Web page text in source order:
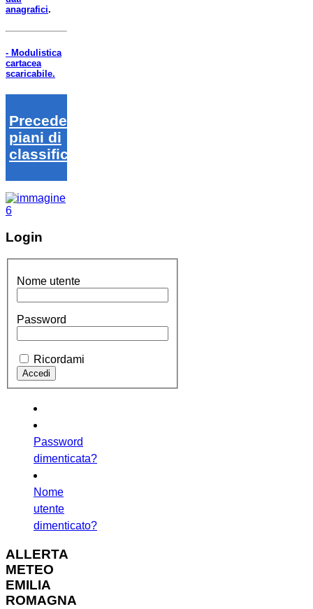
anagrafici.
- Modulistica
cartacea
scaricabile.
Precedenti
piani di
classifica
Login
Nome utente
Password
Ricordami
Password
dimenticata?
Nome
utente
dimenticato?
ALLERTA
METEO
EMILIA
ROMAGNA